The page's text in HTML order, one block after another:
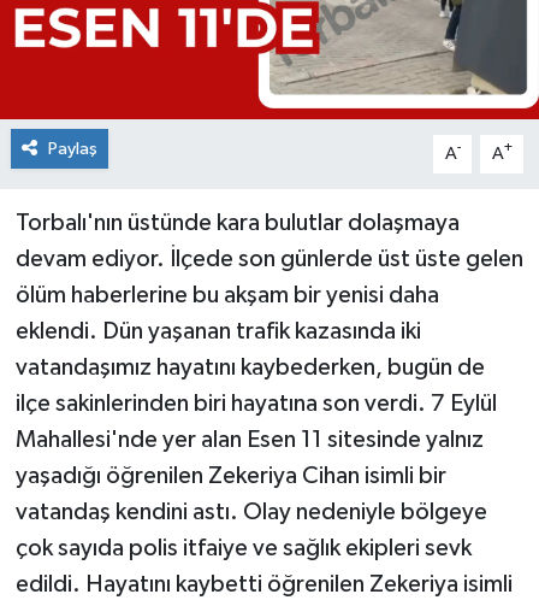
Paylaş A- A+
Torbalı'nın üstünde kara bulutlar dolaşmaya
devam ediyor. İlçede son günlerde üst üste gelen
ölüm haberlerine bu akşam bir yenisi daha
eklendi. Dün yaşanan trafik kazasında iki
vatandaşımız hayatını kaybederken, bugün de
ilçe sakinlerinden biri hayatına son verdi. 7 Eylül
Mahallesi'nde yer alan Esen 11 sitesinde yalnız
yaşadığı öğrenilen Zekeriya Cihan isimli bir
vatandaş kendini astı. Olay nedeniyle bölgeye
çok sayıda polis itfaiye ve sağlık ekipleri sevk
edildi. Hayatını kaybetti öğrenilen Zekeriya isimli